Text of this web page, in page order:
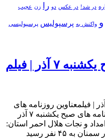
در شد! در عکس دو را زن عجیب
و واکنش به پرسپولیس پرسپولیسی
آذر | فیلم
عناوین روزنامه های صبح یکشنبه ۷ آذر | فیلمعناوین روزنامه های
صبح یکشنبه ۷ آذر مهمترین تیتر روزنامه های صبح یکشنبه ۷ آذر
و نجات هلال احمر استان:
آمار قطعی تلفات انسانی حادثه قطار سمنان به ۴۵ نفر رسید